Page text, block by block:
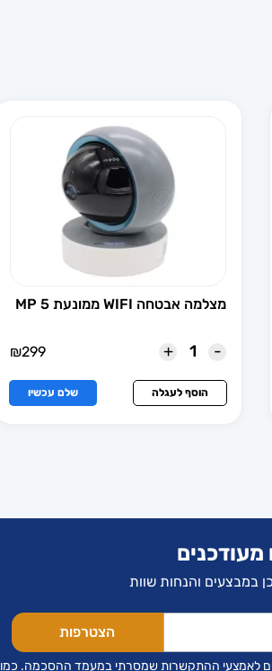
מצלמה אבטחה WIFI ממונעת MP 5
-
+
₪299
הוסף לעגלה שלם עכשיו
מעודכנים
במבצעים והנחות שוות
לאמצעי ההתקשרות שמסרתי במעמד ההסכמה. כמו